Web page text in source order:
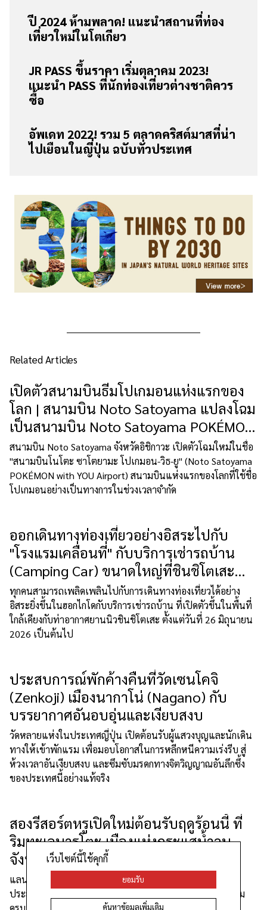
ปี 2024 ห้ามพลาด! แนะนำสถานที่ท่อง
เที่ยวใหม่ในโตเกียว
JR PASS ขึ้นราคา เริ่มตุลาคม 2023!
แนะนำ PASS ที่นักท่องเที่ยวต่างชาติควร
ซื้อ
อัพเดท 2022! รวม 5 ตลาดคริสต์มาสที่น่า
ไปเยือนในญี่ปุ่น ฉบับทั่วประเทศ
Related Articles
เปิดตัวสนามบินธีมโปเกมอนแห่งแรกของ
โลก | สนามบิน Noto Satoyama แปลงโฉม
เป็นสนามบิน Noto Satoyama POKÉMON
with YOU
สนามบิน Noto Satoyama จังหวัดอิชิกาวะ เปิดตัวโฉมใหม่ในชื่อ
"สนามบินโนโตะ ซาโตยามะ โปเกมอน-วิธ-ยู" (Noto Satoyama
POKÉMON with YOU Airport) สนามบินแห่งแรกของโลกที่ใช้ชื่อ
โปเกมอนอย่างเป็นทางการในช่วงเวลาจำกัด
ออกเดินทางท่องเที่ยวอย่างอิสระไปกับ
"โรงแรมเคลื่อนที่" กับบริการเช่ารถบ้าน
(Camping Car) ขนาดใหญ่ที่ชินชิโตเสะ
(Shin-Chitose) ฮอกไกโด!
ทุกคนสามารถเพลิดเพลินไปกับการเดินทางท่องเที่ยวได้อย่าง
อิสระยิ่งขึ้นในฮอกไกโดกับบริการเช่ารถบ้าน ที่เปิดตัวขึ้นในพื้นที่
ใกล้เคียงกับท่าอากาศยานนิวชินชิโตเสะ ตั้งแต่วันที่ 26 มิถุนายน
2026 เป็นต้นไป
ประสบการณ์พักค้างคืนที่วัดเซนโคจิ
(Zenkoji) เมืองนากาโน่ (Nagano) กับ
บรรยากาศอันอบอุ่นและเงียบสงบ
วัดหลายแห่งในประเทศญี่ปุ่น เปิดต้อนรับผู้แสวงบุญและนักเดิน
ทางให้เข้าพักแรม เพื่อมอบโอกาสในการหลีกหนีความเร่งรีบ สู่
ห้วงเวลาอันเงียบสงบ และซึมซับมรดกทางจิตวิญญาณอันลึกซึ้ง
ของประเทศนี้อย่างแท้จริง
สองรีสอร์ตหรูเปิดใหม่ต้อนรับฤดูร้อนนี้ ที่
ริมทะเลนารุโตะ เมืองแห่งกระแสน้ำวน
จังหวัดโทคุชิมะ (Tokushima)
แลนด์มาร์กแห่งใหม่นี้กำลังได้รับความสนใจ พร้อมเปิด
ประสบการณ์ให้คุณได้สัมผัสธรรมชาติของนารุโตะอย่างเต็มอิ่ม
เว็บไซต์นี้ใช้คุกกี้
ยอมรับ
ค้นหาข้อมูลเพิ่มเติม